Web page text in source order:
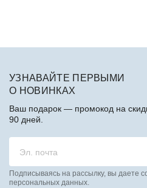
УЗНАВАЙТЕ ПЕРВЫМИ
О НОВИНКАХ
Ваш подарок — промокод на
90 дней.
Подписываясь на рассылку, вы даете
персональных данных.